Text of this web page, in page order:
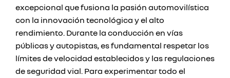
excepcional que fusiona la pasión automovilística
con la innovación tecnológica y el alto
rendimiento. Durante la conducción en vías
públicas y autopistas, es fundamental respetar los
límites de velocidad establecidos y las regulaciones
de seguridad vial. Para experimentar todo el